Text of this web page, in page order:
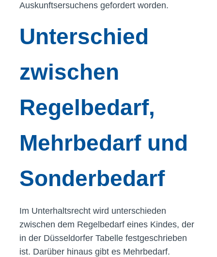
Auskunftsersuchens gefordert worden.
Unterschied
zwischen
Regelbedarf,
Mehrbedarf und
Sonderbedarf
Im Unterhaltsrecht wird unterschieden
zwischen dem Regelbedarf eines Kindes, der
in der Düsseldorfer Tabelle festgeschrieben
ist. Darüber hinaus gibt es Mehrbedarf.